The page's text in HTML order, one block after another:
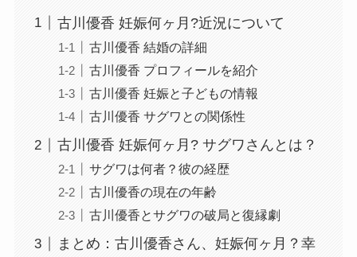
古川優香 妊娠何ヶ月?近況について
古川優香 結婚の詳細
古川優香 プロフィールを紹介
古川優香 妊娠と子どもの情報
古川優香 サグワとの関係性
古川優香 妊娠何ヶ月? サグワさんとは？
サグワは何者？彼の経歴
古川優香の現在の年齢
古川優香とサグワの破局と復縁劇
まとめ：古川優香さん、妊娠何ヶ月？幸